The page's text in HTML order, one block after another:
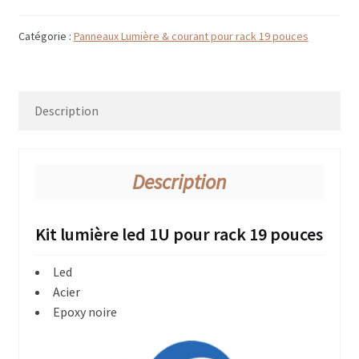
Flightcase avec tiroirs
Atelier & Servante
Flightcases Terminal de paiement
Valises flightcases
Catégorie : Panneaux Lumière & courant pour rack 19 pouces
Description
Description
Kit lumière led 1U pour rack 19 pouces
Led
Acier
Epoxy noire